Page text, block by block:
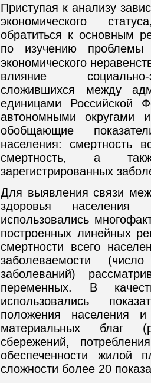
Приступая к анализу
экономического
обратиться к основным
по изучению проблемы
экономического
влияние социально-
сложившихся между
единицами Российской
автономными округами
обобщающие
населения: смертность
смертность, а
зарегистрированных
Для выявления связи
здоровья населения
использовались
построенных линейных
смертности всего
заболеваемости
заболеваний)
переменных. В
использовались
положения населения
материальных благ
сбережений,
обеспеченности
сложности более 20